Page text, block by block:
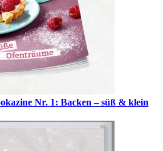
Nr. 1: Backen – süß & klein